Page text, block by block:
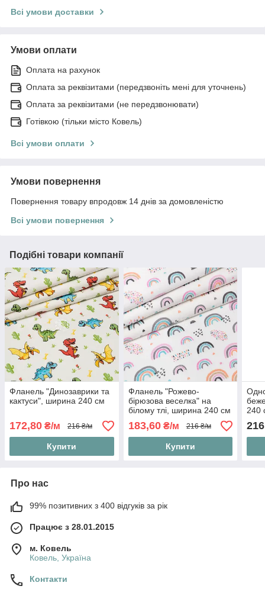
Всі умови доставки
Умови оплати
Оплата на рахунок
Оплата за реквізитами (передзвоніть мені для уточнень)
Оплата за реквізитами (не передзвонювати)
Готівкою (тільки місто Ковель)
Всі умови оплати
Умови повернення
Повернення товару впродовж 14 днів за домовленістю
Всі умови повернення
Подібні товари компанії
Фланель "Динозаврики та
кактуси", ширина 240 см
172,80 ₴/м 216 ₴/м
Купити
Фланель "Рожево-
бірюзова веселка" на
білому тлі, ширина 240 см
183,60₴/м 216 ₴/м
Купити
240
216
Про нас
99% позитивних з 400 відгуків за рік
Працює з 28.01.2015
м. Ковель
Ковель, Україна
Контакти